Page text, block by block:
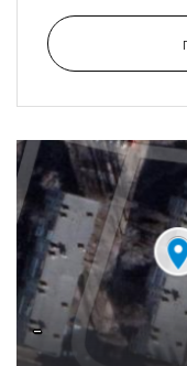
-